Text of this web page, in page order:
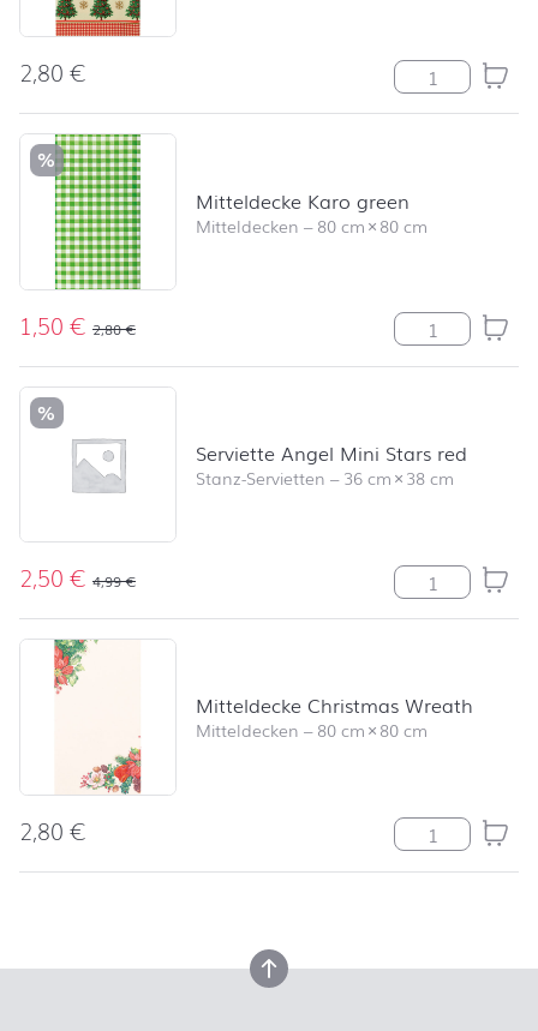
2,80€ Mitteldecke
%
Mitteldecke Karo green
Mitteldecken –80 cm×80 cm
1,50€ 2,80€ Mitteldecke
%
Serviette Angel Mini Stars red
Stanz-Servietten –36 cm×38 cm
2,50€ 4,99€ Serviette
Mitteldecke Christmas Wreath
Mitteldecken –80 cm×80 cm
2,80€ Mitteldecke
nach oben